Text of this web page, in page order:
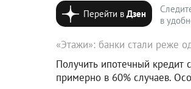
Перейти вДзен
в
«Этажи»: банки стали реже
Получить ипотечный кредит
примерно в 60% случаев.